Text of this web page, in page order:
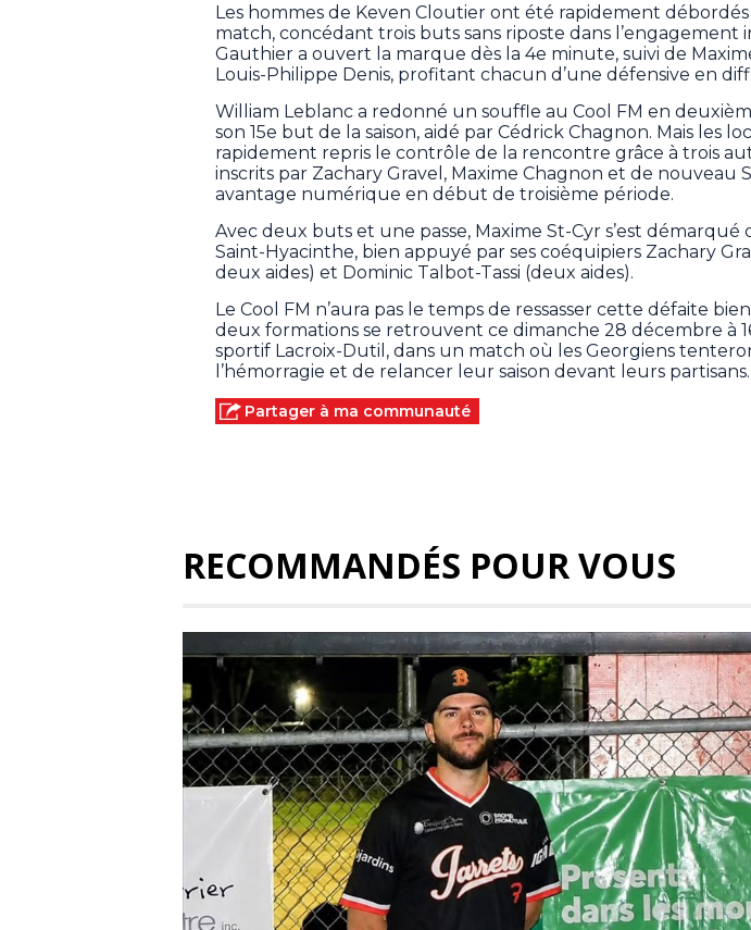
Les hommes de Keven Cloutier ont été rapidement
match, concédant trois buts sans riposte dans l’engagement
Gauthier a ouvert la marque dès la 4e minute, suivi de
Louis-Philippe Denis, profitant chacun d’une défensive en
William Leblanc a redonné un souffle au Cool FM en
son 15e but de la saison, aidé par Cédrick Chagnon. Mais les
rapidement repris le contrôle de la rencontre grâce à trois
inscrits par Zachary Gravel, Maxime Chagnon et de nouveau
avantage numérique en début de troisième période.
Avec deux buts et une passe, Maxime St-Cyr s’est démarqué
Saint-Hyacinthe, bien appuyé par ses coéquipiers Zachary
deux aides) et Dominic Talbot-Tassi (deux aides).
Le Cool FM n’aura pas le temps de ressasser cette défaite
deux formations se retrouvent ce dimanche 28 décembre à
sportif Lacroix-Dutil, dans un match où les Georgiens
l’hémorragie et de relancer leur saison devant leurs partisans.
Partager à ma communauté
RECOMMANDÉS POUR VOUS